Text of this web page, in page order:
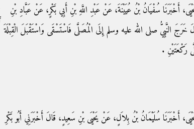
أَخْبَرَنَا سُفْيَانُ بْنُ عُيَيْنَةَ، عَنْ عَبْدِ اللَّهِ بْنِ أَبِي بَكْرٍ، عَنْ عَبَّادِ بْنِ
خَرَجَ النَّبِيُّ صلى الله عليه وسلم إِلَى الْمُصَلَّى فَاسْتَسْقَى وَاسْتَقْبَلَ الْقِبْلَةَ
رَكْعَتَيْنِ ‏.‏
أَخْبَرَنَا سُلَيْمَانُ بْنُ بِلاَلٍ، عَنْ يَحْيَى بْنِ سَعِيدٍ، قَالَ أَخْبَرَنِي أَبُو بَكْرِ